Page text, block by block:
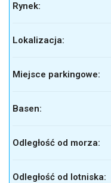
Rynek:
Lokalizacja:
Miejsce parkingowe:
Basen:
Odległość od morza:
Odległość od lotniska: